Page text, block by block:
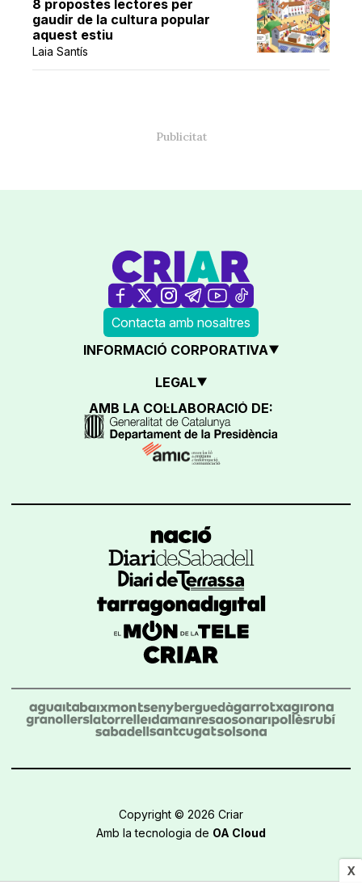
X
8 propostes lectores per
gaudir de la cultura popular
aquest estiu
Laia Santís
Contacta amb nosaltres
INFORMACIÓ CORPORATIVA
LEGAL
AMB LA COL·LABORACIÓ DE:
Copyright © 2026 Criar
Amb la tecnologia de OA Cloud